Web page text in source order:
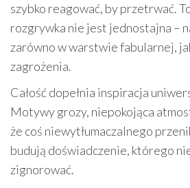
szybko reagować, by przetrwać.
rozgrywka nie jest jednostajna –
zarówno w warstwie fabularnej,
zagrożenia.
Całość dopełnia inspiracja
Motywy grozy, niepokojąca
że coś niewytłumaczalnego
budują doświadczenie, którego
zignorować.